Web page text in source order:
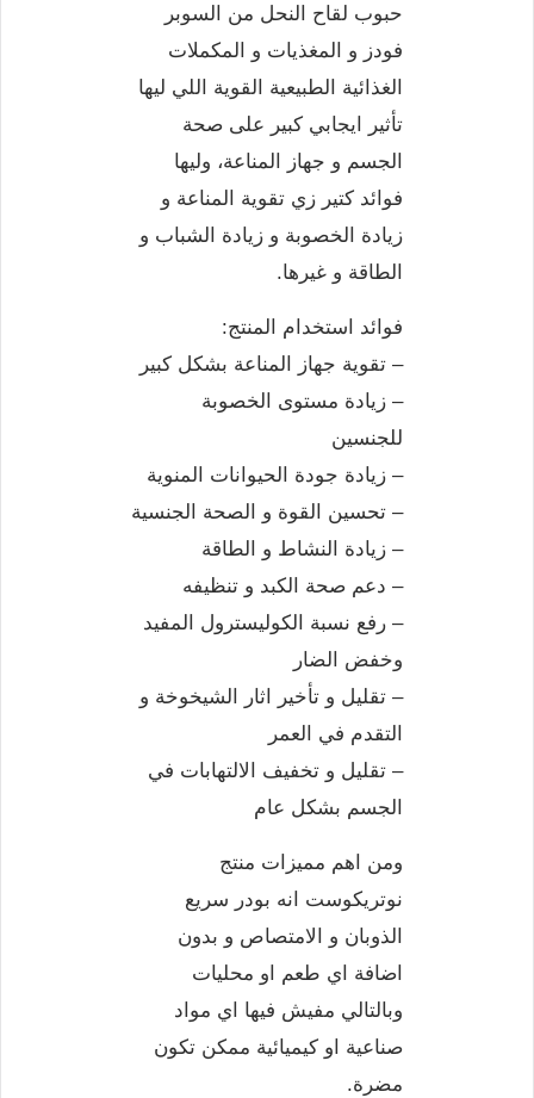
حبوب لقاح النحل من السوبر
فودز و المغذيات و المكملات
الغذائية الطبيعية القوية اللي ليها
تأثير ايجابي كبير على صحة
الجسم و جهاز المناعة، وليها
فوائد كتير زي تقوية المناعة و
زيادة الخصوبة و زيادة الشباب و
الطاقة و غيرها.
فوائد استخدام المنتج:
– تقوية جهاز المناعة بشكل كبير
– زيادة مستوى الخصوبة
للجنسين
– زيادة جودة الحيوانات المنوية
– تحسين القوة و الصحة الجنسية
– زيادة النشاط و الطاقة
– دعم صحة الكبد و تنظيفه
– رفع نسبة الكوليسترول المفيد
وخفض الضار
– تقليل و تأخير اثار الشيخوخة و
التقدم في العمر
– تقليل و تخفيف الالتهابات في
الجسم بشكل عام
ومن اهم مميزات منتج
نوتريكوست انه بودر سريع
الذوبان و الامتصاص و بدون
اضافة اي طعم او محليات
وبالتالي مفيش فيها اي مواد
صناعية او كيميائية ممكن تكون
مضرة.